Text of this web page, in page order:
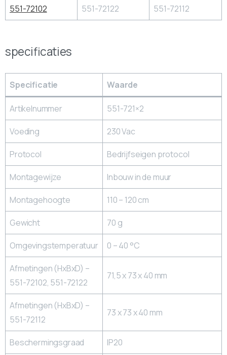
551-72102 551-72122 551-72112
specificaties
Specificatie Waarde
Artikelnummer 551-721×2
Voeding 230 Vac
Protocol Bedrijfseigen protocol
Montagewijze Inbouw in de muur
Montagehoogte 110 – 120 cm
Gewicht 70 g
Omgevingstemperatuur 0 – 40 °C
Afmetingen (HxBxD) –
551-72102, 551-72122
71,5 x 73 x 40 mm
Afmetingen (HxBxD) –
551-72112
73 x 73 x 40 mm
Beschermingsgraad IP20